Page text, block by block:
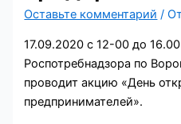
Оставьте комментарий /
17.09.2020 с 12-00 до
Роспотребнадзора по
проводит акцию «День
предпринимателей».